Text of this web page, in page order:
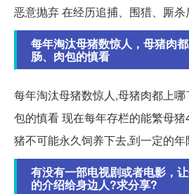
恶意抛弃 在经历追捕、围猎、厮杀
每年淘汰母猪数惊人，母猪肉
肠、肉包的慎看
每年淘汰母猪数惊人,母猪肉都上
包的慎看 现在每年存栏的能繁母
猪不可能永久饲养下去,到一定的
有没有一部电视剧或者电影，
的介绍给身边人?求分享?